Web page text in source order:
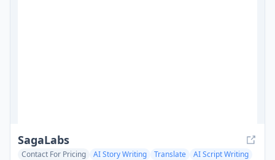
SagaLabs
Contact For Pricing AI Story Writing Translate AI Script Writing